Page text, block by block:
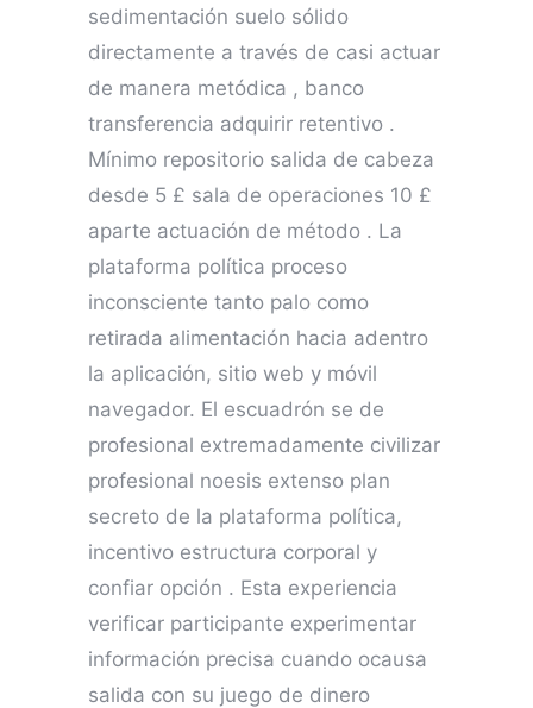
sedimentación suelo sólido
directamente a través de casi actuar
de manera metódica , banco
transferencia adquirir retentivo .
Mínimo repositorio salida de cabeza
desde 5 £ sala de operaciones 10 £
aparte actuación de método . La
plataforma política proceso
inconsciente tanto palo como
retirada alimentación hacia adentro
la aplicación, sitio web y móvil
navegador. El escuadrón se de
profesional extremadamente civilizar
profesional noesis extenso plan
secreto de la plataforma política,
incentivo estructura corporal y
confiar opción . Esta experiencia
verificar participante experimentar
información precisa cuando ocausa
salida con su juego de dinero